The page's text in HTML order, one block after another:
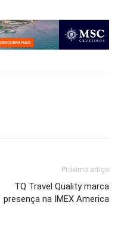
Próximo artigo
TQ Travel Quality marca
presença na IMEX America